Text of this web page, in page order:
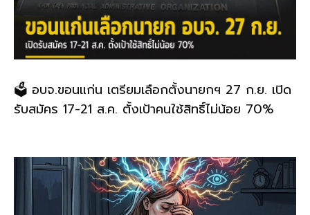
🗳️ อบจ.ขอนแก่น เตรียมเลือกตั้งนายกฯ 27 ก.ย. เปิด
รับสมัคร 17-21 ส.ค. ตั้งเป้าคนใช้สิทธิ์ไม่น้อย 70%